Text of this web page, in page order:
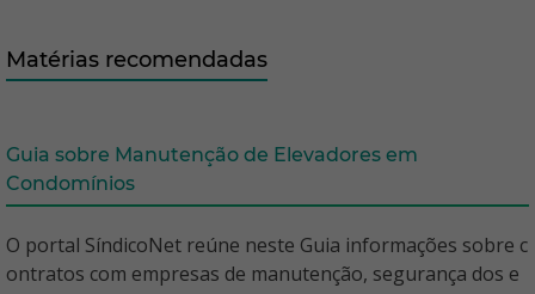
Matérias recomendadas
Guia sobre Manutenção de Elevadores em
Condomínios
O portal SíndicoNet reúne neste Guia informações sobre c
ontratos com empresas de manutenção, segurança dos e